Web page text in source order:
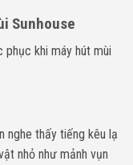
Sunhouse
phục khi máy hút mùi
nghe thấy tiếng kêu lạ
nhỏ như mảnh vụn